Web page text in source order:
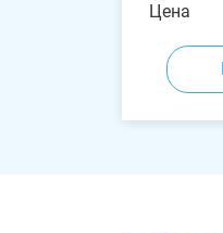
Цена